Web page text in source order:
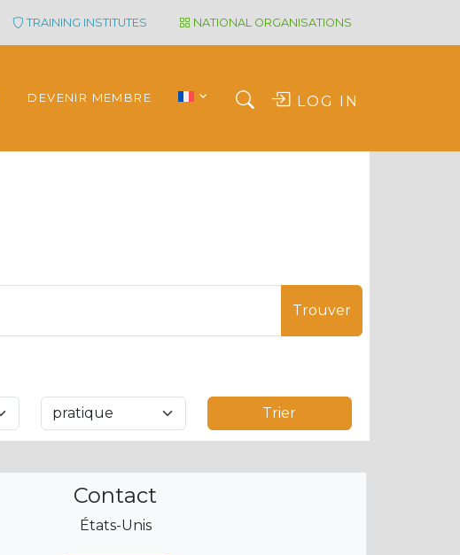
TRAINING INSTITUTES NATIONAL ORGANISATIONS
DEVENIR MEMBRE LOG IN
Trouver
Trier
Contact
États-Unis